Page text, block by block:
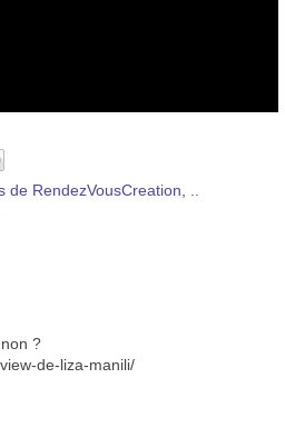
de RendezVousCreation
?
de-liza-manili/